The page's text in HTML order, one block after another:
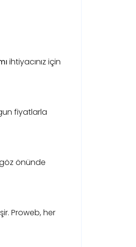
ihtiyacınız için
fiyatlarla
göz önünde
Proweb, her